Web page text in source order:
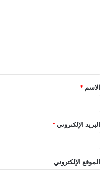
ق
*
الاسم *
البريد الإلكتروني*
الموقع الإلكتروني